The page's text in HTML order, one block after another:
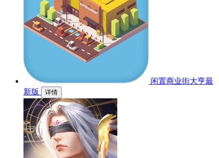
闲置商业街大亨最
新版
详情